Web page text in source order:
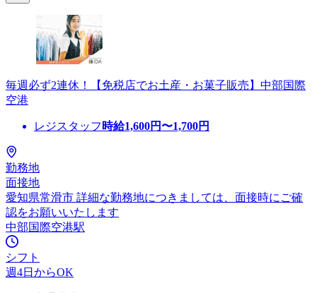
毎週必ず2連休！【免税店でお土産・お菓子販売】中部国際
空港
レジスタッフ 時給1,600円〜1,700円
勤務地
面接地
愛知県常滑市 詳細な勤務地につきましては、面接時にご確
認をお願いいたします
中部国際空港駅
シフト
週4日からOK